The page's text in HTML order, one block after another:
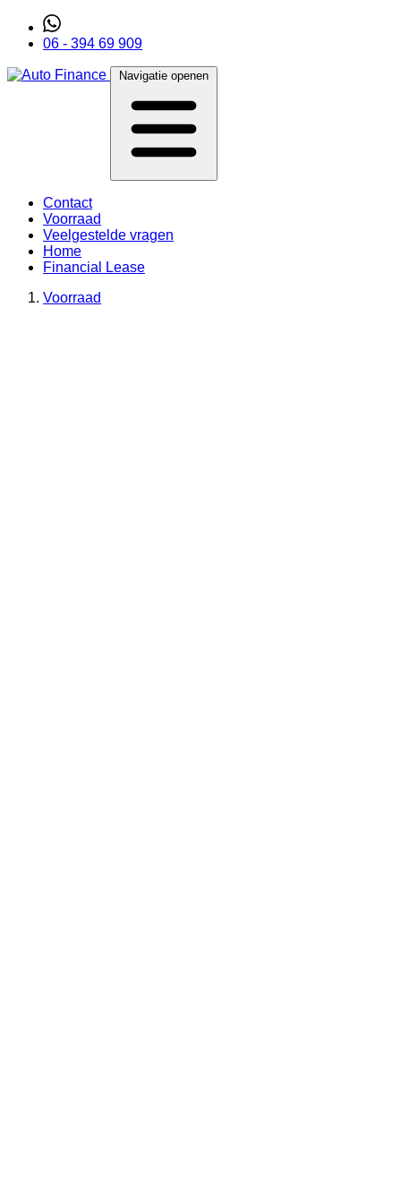
06 - 394 69 909
Navigatie openen
Contact
Voorraad
Veelgestelde vragen
Home
Financial Lease
Voorraad